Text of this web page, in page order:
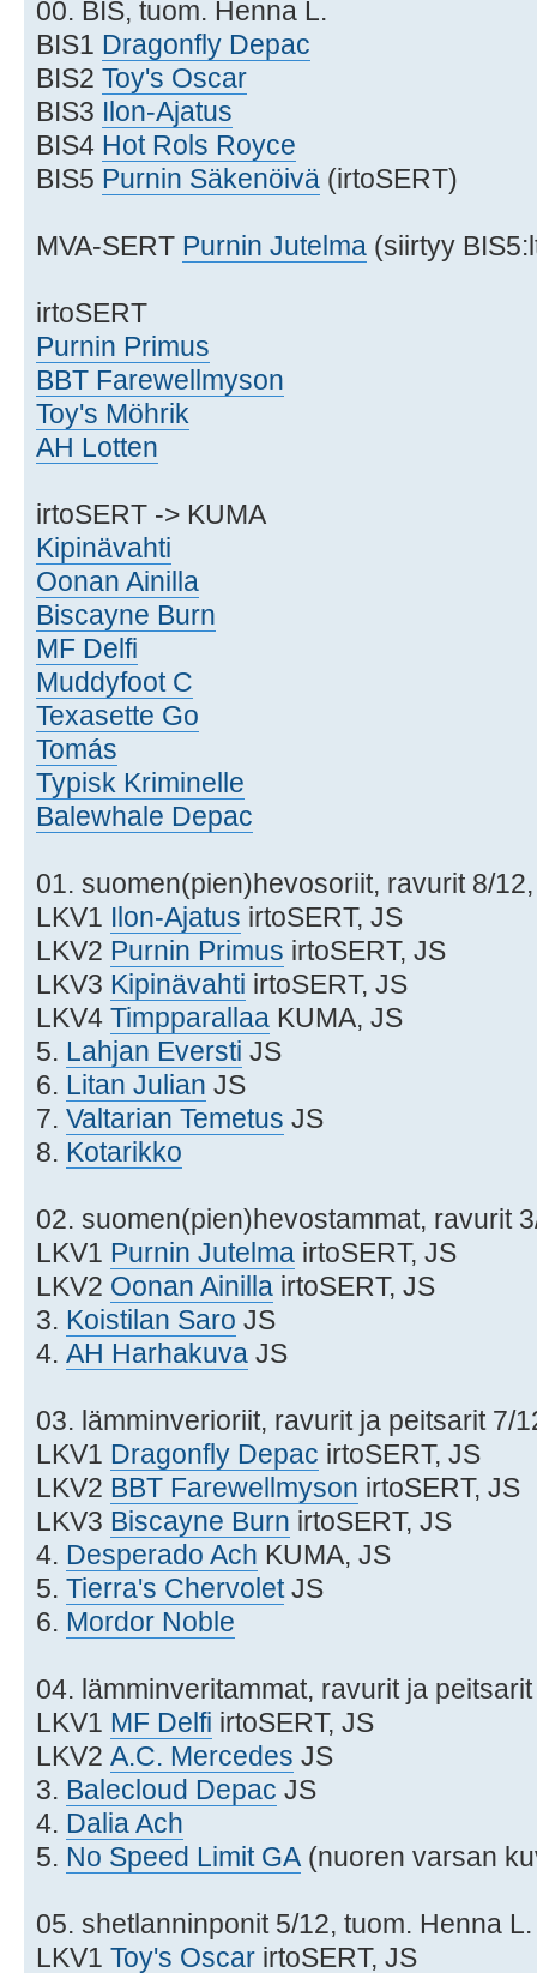
00. BIS, tuom. Henna L.
BIS1 Dragonfly Depac
BIS2 Toy's Oscar
BIS3 Ilon-Ajatus
BIS4 Hot Rols Royce
BIS5 Purnin Säkenöivä (irtoSERT)
MVA-SERT Purnin Jutelma (siirtyy
irtoSERT
Purnin Primus
BBT Farewellmyson
Toy's Möhrik
AH Lotten
irtoSERT -> KUMA
Kipinävahti
Oonan Ainilla
Biscayne Burn
MF Delfi
Muddyfoot C
Texasette Go
Tomás
Typisk Kriminelle
Balewhale Depac
01. suomen(pien)hevosoriit, ravurit 8/
LKV1 Ilon-Ajatus irtoSERT, JS
LKV2 Purnin Primus irtoSERT, JS
LKV3 Kipinävahti irtoSERT, JS
LKV4 Timpparallaa KUMA, JS
5. Lahjan Eversti JS
6. Litan Julian JS
7. Valtarian Temetus JS
8. Kotarikko
02. suomen(pien)hevostammat, ravurit
LKV1 Purnin Jutelma irtoSERT, JS
LKV2 Oonan Ainilla irtoSERT, JS
3. Koistilan Saro JS
4. AH Harhakuva JS
03. lämminverioriit, ravurit ja peitsarit 7/
LKV1 Dragonfly Depac irtoSERT, JS
LKV2 BBT Farewellmyson irtoSERT, JS
LKV3 Biscayne Burn irtoSERT, JS
4. Desperado Ach KUMA, JS
5. Tierra's ChervoletJS
6. Mordor Noble
04. lämminveritammat, ravurit ja
LKV1 MF Delfi irtoSERT, JS
LKV2 A.C. Mercedes JS
3. Balecloud Depac JS
4. Dalia Ach
5. No Speed Limit GA (nuoren varsan
05. shetlanninponit 5/12, tuom. Henna L.
LKV1 Toy's Oscar irtoSERT, JS